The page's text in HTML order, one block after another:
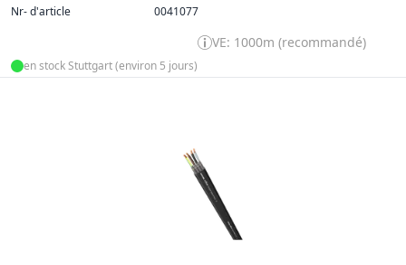
Nr- d'article
0041077
VE: 1000m (recommandé)
en stock Stuttgart (environ 5 jours)